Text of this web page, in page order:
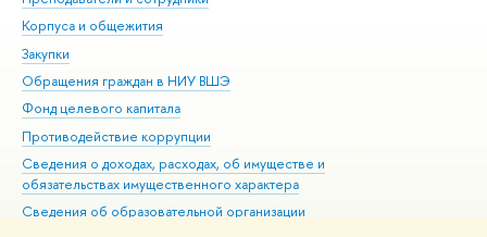
Корпуса и общежития
Закупки
Обращения граждан в НИУ ВШЭ
Фонд целевого капитала
Противодействие коррупции
Сведения о доходах, расходах, об имуществе и
обязательствах имущественного характера
Сведения об образовательной организации